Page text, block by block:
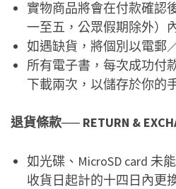
實物商品將會在付款確認
一至五，公眾假期除外）
如遇缺貨，將個別以電郵
所有電子書，每次成功付
下載兩次，以儲存於你的
退貨條款── RETURN &
如光碟、MicroSD card 未
收貨日起計的十四日內更